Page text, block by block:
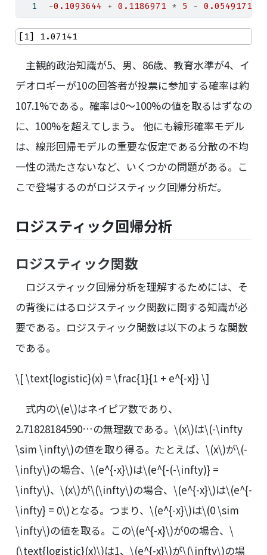
-0.1093644 + 0.1186971 * 5 - 0.0549171
[1] 1.07141
主観的政治知識が5、男、86歳、教育水準が4、イ
デオロギーが10の回答者が投票に参加する確率は約
107.1%である。確率は0〜100%の値を取るはずなの
に、100%を超えてしまう。 他にも線形確率モデル
は、線形回帰モデルの重要な仮定である分散の不均
一性の満たさないなど、いくつかの問題がある。こ
こで登場するのがロジスティック回帰分析だ。
ロジスティック回帰分析
ロジスティック関数
ロジスティック回帰分析を理解するためには、そ
の背後にはるロジスティック関数に関する知識が必
要である。ロジスティック関数は以下のような関数
である。
\[ \text{logistic}(x) = \frac{1}{1 + e^{-x}} \]
式内の\(e\)はネイピア数であり、
2.71828184590…の無理数である。 \(x\)は\(-\infty
\sim \infty\)の値を取り得る。たとえば、 \(x\)が\(-
\infty\)の場合、 \(e^{-x}\)は\(e^{-(-\infty)} =
\infty\)、 \(x\)が\(\infty\)の場合、 \(e^{-x}\)は\(e^{-
\infty} = 0\)となる。つまり、 \(e^{-x}\)は\(0 \sim
\infty\)の値を取る。この\(e^{-x}\)が0の場合、 \
(\text{logistic}(x)\)は1、 \(e^{-x}\)が\(\infty\)の場